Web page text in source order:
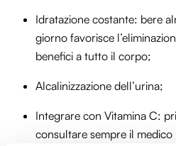
Idratazione costante: bere
giorno favorisce
benefici a tutto il corpo;
Alcalinizzazione dell’urina;
Integrare con Vitamina C:
consultare sempre il medico